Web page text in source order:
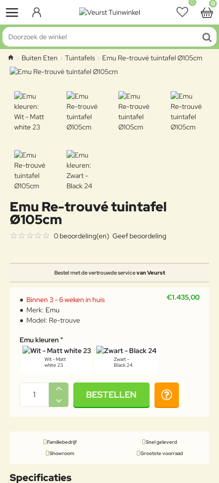
0 0
Doorzoek de winkel
home
Buiten Eten Tuintafels Emu Re-trouvé tuintafel Ø105cm
Emu Re-trouvé tuintafel
Ø105cm
Bestel met de vertrouwde servicevan Veurst
0 beoordeling(en) Geef beoordeling
€1.435,00
Binnen 3 - 6 weken in huis
Merk: Emu
Model: Re-trouve
Emu kleuren
Wit - Matt
white 23
Zwart -
Black 24
BESTELLEN
Familiebedrijf
Snel geleverd
Showroom
Grootste voorraad
Specificaties